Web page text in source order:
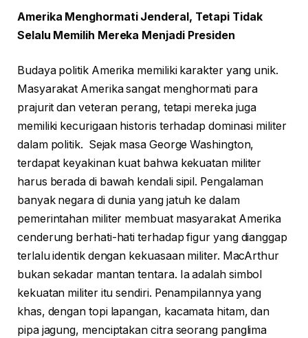
Amerika Menghormati Jenderal, Tetapi Tidak
Selalu Memilih Mereka Menjadi Presiden
Budaya politik Amerika memiliki karakter yang unik.
Masyarakat Amerika sangat menghormati para
prajurit dan veteran perang, tetapi mereka juga
memiliki kecurigaan historis terhadap dominasi militer
dalam politik. Sejak masa George Washington,
terdapat keyakinan kuat bahwa kekuatan militer
harus berada di bawah kendali sipil. Pengalaman
banyak negara di dunia yang jatuh ke dalam
pemerintahan militer membuat masyarakat Amerika
cenderung berhati-hati terhadap figur yang dianggap
terlalu identik dengan kekuasaan militer. MacArthur
bukan sekadar mantan tentara. Ia adalah simbol
kekuatan militer itu sendiri. Penampilannya yang
khas, dengan topi lapangan, kacamata hitam, dan
pipa jagung, menciptakan citra seorang panglima